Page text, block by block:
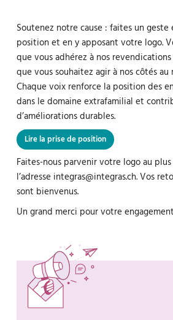
Soutenez notre cause : faites un
position et en y apposant votre logo.
que vous adhérez à nos
que vous souhaitez agir à nos côtés au
Chaque voix renforce la position des
dans le domaine extrafamilial et
d’améliorations durables.
Lire la prise de position
Faites-nous parvenir votre logo au plus
l’adresse integras@integras.ch. Vos
sont bienvenus.
Un grand merci pour votre